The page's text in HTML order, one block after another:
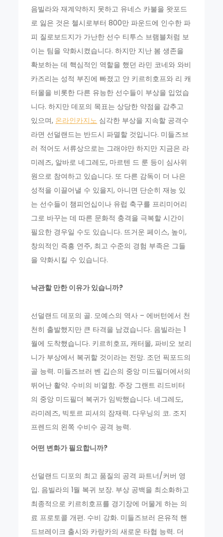
음빌라와 재계약하지 못하고 유네스 카불을 왓포드
로 잃은 것은 첼시로부터 800만 파운드에 인수한 파
피 질로보드지가 가난한 선수 티투스 브램블처럼 보
이는 팀을 약화시켰습니다. 하지만 지난 봄 생존을
확보하는 데 핵심적인 역할을 했던 라민 코네와 와비
카즈리는 성적 부진에 빠졌고 얀 키르히호프와 리 캐
터몰을 비롯한 다른 유능한 선수들이 부상을 입었습
니다. 하지만 데포의 목표는 상당한 약점을 감추고
있으며, 온라인카지노 심각한 부상을 지속할 공격수
라면 선덜랜드는 반드시 파멸할 것입니다. 미들즈브
러 적어도 서류상으로는 그래야만 하지만 지금은 라
미레즈, 알바로 네그레도, 마르텐 드 룬 등이 심사위
원으로 참여하고 있습니다. 또 다른 감독이 더 나은
성적을 이끌어낼 수 있을지, 아니면 단순히 재능 있
는 선수들이 챔피언십이나 유럽 축구를 프리미어리
그로 바꾸는 데 따른 문화적 충격을 극복할 시간이
필요한 경우일 수도 있습니다. 뜨거운 페이스, 높이,
창의적인 즉흥 연주, 최고 수준의 경험 부족은 그들
을 약화시킬 수 있습니다.
낙관할 만한 이유가 있습니까?
선덜랜드 데포의 골. 모예스의 역사 – 에버턴에서 천
천히 출발했지만 큰 타격을 남겼습니다. 음빌라는 1
월에 도착했습니다. 키르히호프, 캐터몰, 파비오 보리
니가 부상에서 복귀할 것이라는 전망. 조던 픽포드의
골 능력. 미들즈브러 벤 깁슨의 중앙 미드필더에서의
뛰어난 활약. 수비의 비열함. 주장 그랜트 리드비터
의 중앙 미드필더 복귀가 임박했습니다. 네그레도,
라미레즈, 빅토르 피셔의 잠재력. 다우닝의 코. 조지
프렌드의 왼쪽 수비수 공격 능력.
어떤 변화가 필요합니까?
선덜랜드 디포의 최고 품질의 공격 파트너/커버 영
입. 음빌라의 1월 복귀 보장. 부상 공백을 최소화하고
최종적으로 키르히호프를 경기장에 머물게 하는 의
료 프로토콜 개편. 수비 강화. 미들즈브러 은유적 핸
드브레이크 출시와 카랑카의 새로운 타협 능력. 더